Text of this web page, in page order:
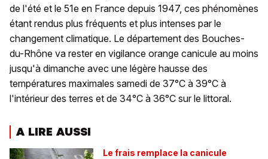
de l'été et le 51e en France depuis 1947, ces phénomènes
étant rendus plus fréquents et plus intenses par le
changement climatique. Le département des Bouches-
du-Rhône va rester en vigilance orange canicule au moins
jusqu'à dimanche avec une légère hausse des
températures maximales samedi de 37°C à 39°C à
l'intérieur des terres et de 34°C à 36°C sur le littoral.
A LIRE AUSSI
Le frais remplace la canicule